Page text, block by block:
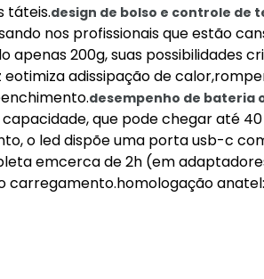
táteis.design de bolso e controle de
nos profissionais que estão
200g, suas possibilidades
adissipação de
desempenho de bateria
que pode chegar até
o led dispõe uma porta usb-c
emcerca de 2h (em
carregamento.homologação